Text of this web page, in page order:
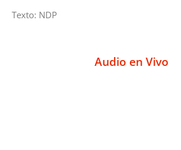
Texto: NDP
Audio en Vivo